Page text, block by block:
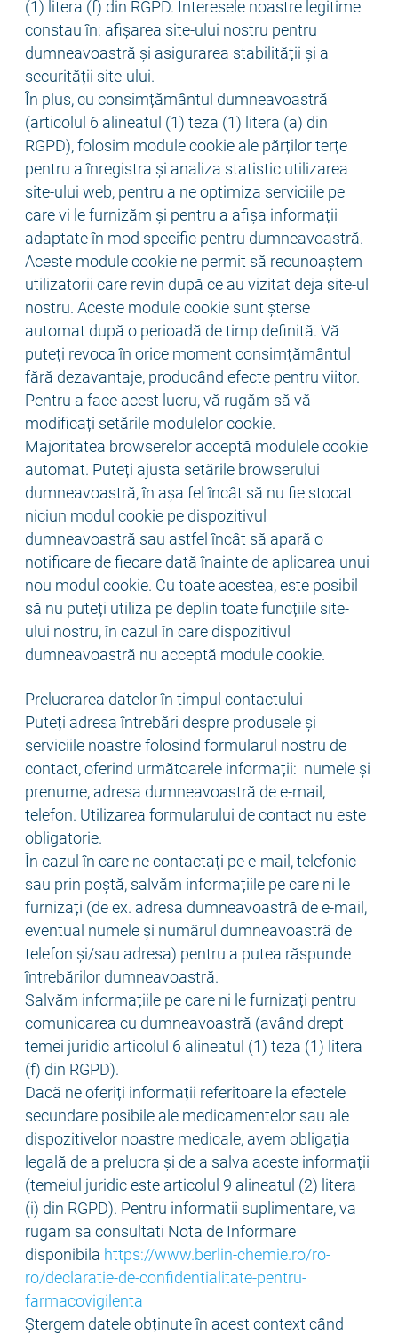
(1) litera (f) din RGPD. Interesele noastre legitime
constau în: afișarea site-ului nostru pentru
dumneavoastră și asigurarea stabilității și a
securității site-ului.
În plus, cu consimțământul dumneavoastră
(articolul 6 alineatul (1) teza (1) litera (a) din
RGPD), folosim module cookie ale părților terțe
pentru a înregistra și analiza statistic utilizarea
site-ului web, pentru a ne optimiza serviciile pe
care vi le furnizăm și pentru a afișa informații
adaptate în mod specific pentru dumneavoastră.
Aceste module cookie ne permit să recunoaștem
utilizatorii care revin după ce au vizitat deja site-ul
nostru. Aceste module cookie sunt șterse
automat după o perioadă de timp definită. Vă
puteți revoca în orice moment consimțământul
fără dezavantaje, producând efecte pentru viitor.
Pentru a face acest lucru, vă rugăm să vă
modificați setările modulelor cookie.
Majoritatea browserelor acceptă modulele cookie
automat. Puteți ajusta setările browserului
dumneavoastră, în așa fel încât să nu fie stocat
niciun modul cookie pe dispozitivul
dumneavoastră sau astfel încât să apară o
notificare de fiecare dată înainte de aplicarea unui
nou modul cookie. Cu toate acestea, este posibil
să nu puteți utiliza pe deplin toate funcțiile site-
ului nostru, în cazul în care dispozitivul
dumneavoastră nu acceptă module cookie.
Prelucrarea datelor în timpul contactului
Puteți adresa întrebări despre produsele și
serviciile noastre folosind formularul nostru de
contact, oferind următoarele informații: numele și
prenume, adresa dumneavoastră de e-mail,
telefon. Utilizarea formularului de contact nu este
obligatorie.
În cazul în care ne contactați pe e-mail, telefonic
sau prin poștă, salvăm informațiile pe care ni le
furnizați (de ex. adresa dumneavoastră de e-mail,
eventual numele și numărul dumneavoastră de
telefon și/sau adresa) pentru a putea răspunde
întrebărilor dumneavoastră.
Salvăm informațiile pe care ni le furnizați pentru
comunicarea cu dumneavoastră (având drept
temei juridic articolul 6 alineatul (1) teza (1) litera
(f) din RGPD).
Dacă ne oferiți informații referitoare la efectele
secundare posibile ale medicamentelor sau ale
dispozitivelor noastre medicale, avem obligația
legală de a prelucra și de a salva aceste informații
(temeiul juridic este articolul 9 alineatul (2) litera
(i) din RGPD). Pentru informatii suplimentare, va
rugam sa consultati Nota de Informare
disponibila https://www.berlin-chemie.ro/ro-
ro/declaratie-de-confidentialitate-pentru-
farmacovigilenta
Ștergem datele obținute în acest context când